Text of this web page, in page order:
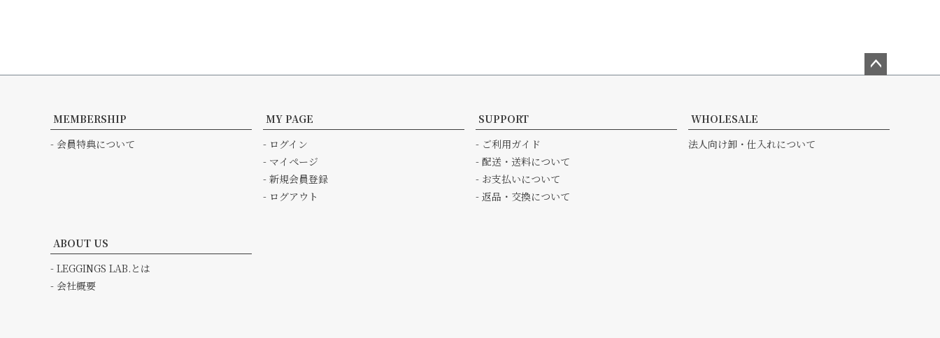
へ
MEMBERSHIP
- 会員特典について
MY PAGE
- ログイン
- マイページ
- 新規会員登録
- ログアウト
SUPPORT
- ご利用ガイド
- 配送・送料について
- お支払いについて
- 返品・交換について
WHOLESALE
法人向け卸・仕入れについて
ABOUT US
- LEGGINGS LAB.とは
- 会社概要